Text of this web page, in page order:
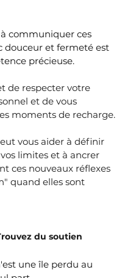
communiquer ces
douceur et fermeté est
précieuse.
de respecter votre
et de vous
moments de recharge.
vous aider à définir
limites et à ancrer
ces nouveaux réflexes
quand elles sont
du soutien
une île perdu au